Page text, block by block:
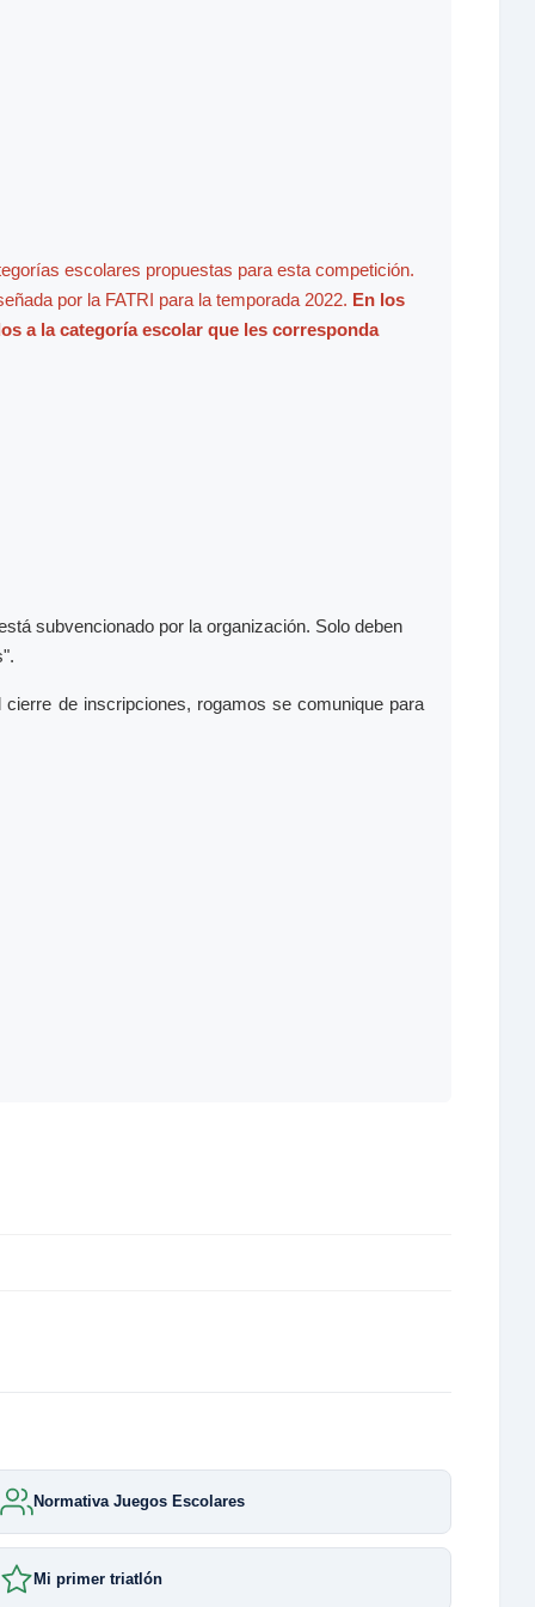
escolares propuestas para esta competición.
por la FATRI para la temporada 2022. En los
a la categoría escolar que les corresponda
subvencionado por la organización. Solo deben
de inscripciones, rogamos se comunique para
Normativa Juegos Escolares
Mi primer triatlón